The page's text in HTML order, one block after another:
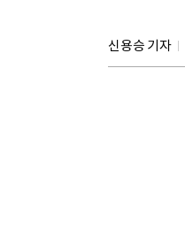
신용승 기자